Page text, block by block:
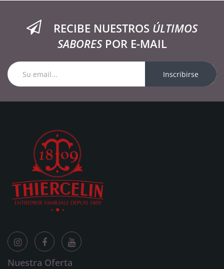
RECIBE NUESTROS ÚLTIMOS
SABORESPOR E-MAIL
Inscribirse
Nuestra Oferta